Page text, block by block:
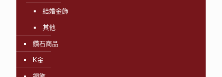
結婚金飾
其他
鑽石商品
K金